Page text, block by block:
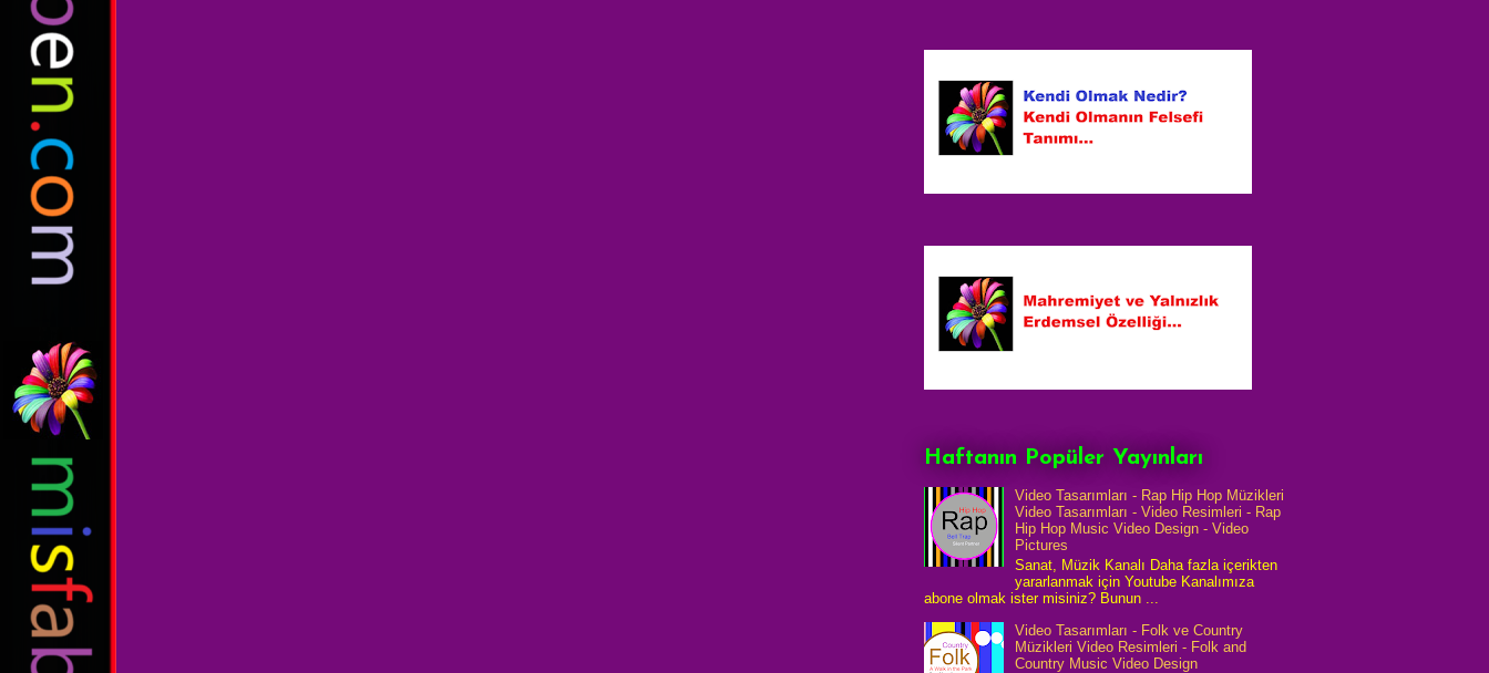
Haftanın Popüler Yayınları
Video Tasarımları - Rap Hip Hop Müzikleri
Video Tasarımları - Video Resimleri - Rap
Hip Hop Music Video Design - Video
Pictures
Sanat, Müzik Kanalı Daha fazla içerikten
yararlanmak için Youtube Kanalımıza
abone olmak ister misiniz? Bunun ...
Video Tasarımları - Folk ve Country
Müzikleri Video Resimleri - Folk and
Country Music Video Design